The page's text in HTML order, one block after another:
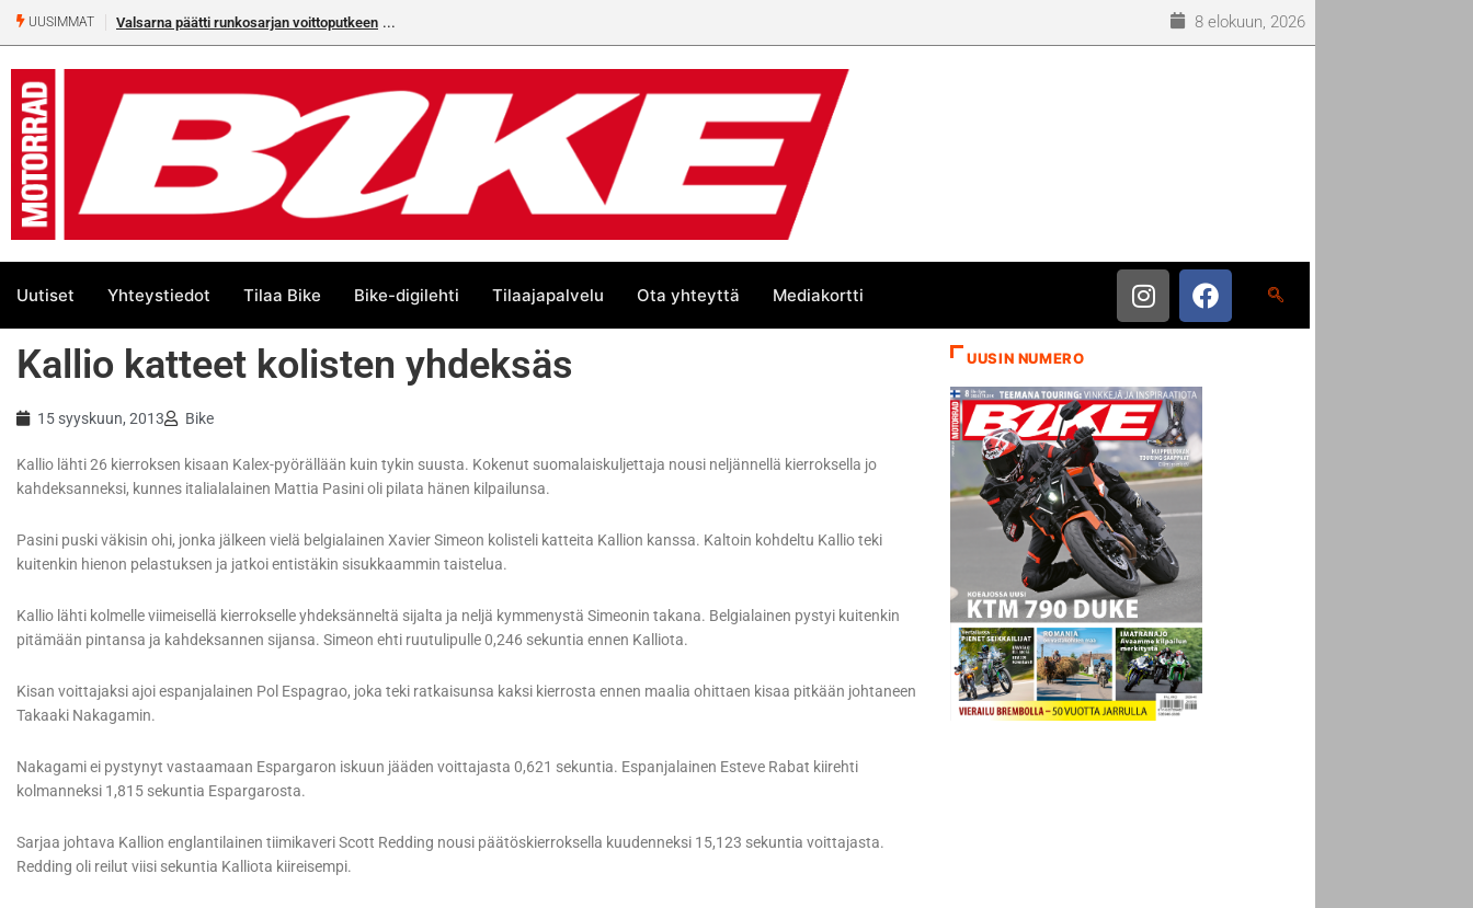
UUSIMMAT Valsarna päätti runkosarjan voittoputkeen
numeroa!
8 elokuun, 2026
Uutiset Yhteystiedot Tilaa Bike Bike-digilehti Tilaajapalvelu Ota yhteyttä Mediakortti
Kallio katteet kolisten yhdeksäs
15 syyskuun, 2013 Bike
Kallio lähti 26 kierroksen kisaan Kalex-pyörällään kuin tykin suusta. Kokenut suomalaiskuljettaja nousi neljännellä kierroksella jo
kahdeksanneksi, kunnes italialalainen Mattia Pasini oli pilata hänen kilpailunsa.
Pasini puski väkisin ohi, jonka jälkeen vielä belgialainen Xavier Simeon kolisteli katteita Kallion kanssa. Kaltoin kohdeltu Kallio teki
kuitenkin hienon pelastuksen ja jatkoi entistäkin sisukkaammin taistelua.
Kallio lähti kolmelle viimeisellä kierrokselle yhdeksänneltä sijalta ja neljä kymmenystä Simeonin takana. Belgialainen pystyi kuitenkin
pitämään pintansa ja kahdeksannen sijansa. Simeon ehti ruutulipulle 0,246 sekuntia ennen Kalliota.
Kisan voittajaksi ajoi espanjalainen Pol Espagrao, joka teki ratkaisunsa kaksi kierrosta ennen maalia ohittaen kisaa pitkään johtaneen
Takaaki Nakagamin.
Nakagami ei pystynyt vastaamaan Espargaron iskuun jääden voittajasta 0,621 sekuntia. Espanjalainen Esteve Rabat kiirehti
kolmanneksi 1,815 sekuntia Espargarosta.
Sarjaa johtava Kallion englantilainen tiimikaveri Scott Redding nousi päätöskierroksella kuudenneksi 15,123 sekuntia voittajasta.
Redding oli reilut viisi sekuntia Kalliota kiireisempi.
UUSIN NUMERO